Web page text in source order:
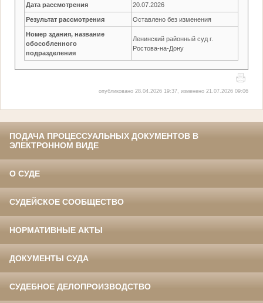
Дата рассмотрения 20.07.2026
Результат рассмотрения Оставлено без изменения
Номер здания, название
обособленного
подразделения
Ленинский районный суд г.
Ростова-на-Дону
опубликовано 28.04.2026 19:37, изменено 21.07.2026 09:06
ПОДАЧА ПРОЦЕССУАЛЬНЫХ ДОКУМЕНТОВ В
ЭЛЕКТРОННОМ ВИДЕ
О СУДЕ
СУДЕЙСКОЕ СООБЩЕСТВО
НОРМАТИВНЫЕ АКТЫ
ДОКУМЕНТЫ СУДА
СУДЕБНОЕ ДЕЛОПРОИЗВОДСТВО